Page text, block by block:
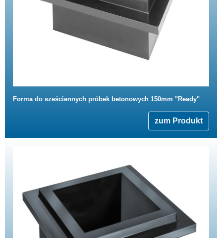
Forma do sześciennych próbek betonowych 150mm "Ready"
zum Produkt